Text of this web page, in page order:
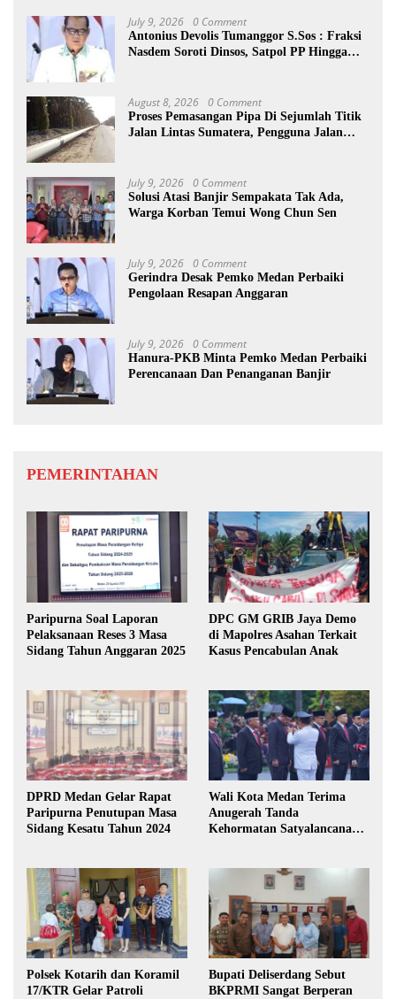
July 9, 2026 0 Comment
Antonius Devolis Tumanggor S.Sos : Fraksi
Nasdem Soroti Dinsos, Satpol PP Hingga
August 8, 2026 0 Comment
Proses Pemasangan Pipa Di Sejumlah Titik
Jalan Lintas Sumatera, Pengguna Jalan
July 9, 2026 0 Comment
Solusi Atasi Banjir Sempakata Tak Ada,
Warga Korban Temui Wong Chun Sen
July 9, 2026 0 Comment
Gerindra Desak Pemko Medan Perbaiki
Pengolaan Resapan Anggaran
July 9, 2026 0 Comment
Hanura-PKB Minta Pemko Medan Perbaiki
Perencanaan Dan Penanganan Banjir
PEMERINTAHAN
Paripurna Soal Laporan
Pelaksanaan Reses 3 Masa
Sidang Tahun Anggaran 2025
DPC GM GRIB Jaya Demo
di Mapolres Asahan Terkait
Kasus Pencabulan Anak
DPRD Medan Gelar Rapat
Paripurna Penutupan Masa
Sidang Kesatu Tahun 2024
Wali Kota Medan Terima
Anugerah Tanda
Kehormatan Satyalancana
Polsek Kotarih dan Koramil
17/KTR Gelar Patroli
Bupati Deliserdang Sebut
BKPRMI Sangat Berperan